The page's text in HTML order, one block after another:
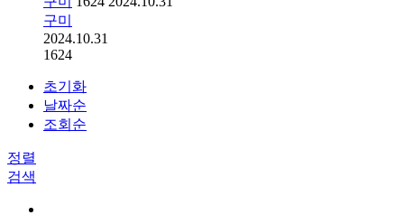
구미
2024.10.31
1624
초기화
날짜순
조회순
정렬
검색